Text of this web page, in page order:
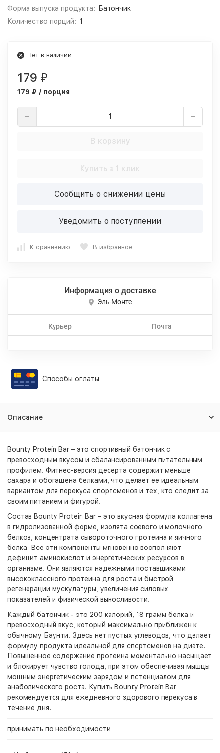
Форма выпуска продукта:
Батончик
Количество порций: 1
Нет в наличии
179 ₽
179 ₽ / порция
В корзину
Купить в 1 клик
Сообщить о снижении цены
Уведомить о поступлении
К сравнению В избранное
Информация о доставке
Эль-Монте
Курьер Почта
Способы оплаты
Описание
Bounty Protein Bar – это спортивный батончик с
превосходным вкусом и сбалансированным питательным
профилем. Фитнес-версия десерта содержит меньше
сахара и обогащена белками, что делает ее идеальным
вариантом для перекуса спортсменов и тех, кто следит за
своим питанием и фигурой.
Состав Bounty Protein Bar – это вкусная формула коллагена
в гидролизованной форме, изолята соевого и молочного
белков, концентрата сывороточного протеина и яичного
белка. Все эти компоненты мгновенно восполняют
дефицит аминокислот и энергетических ресурсов в
организме. Они являются надежными поставщиками
высококлассного протеина для роста и быстрой
регенерации мускулатуры, увеличения силовых
показателей и физической выносливости.
Каждый батончик - это 200 калорий, 18 грамм белка и
превосходный вкус, который максимально приближен к
обычному Баунти. Здесь нет пустых углеводов, что делает
формулу продукта идеальной для спортсменов на диете.
Повышенное содержание протеина моментально насыщает
и блокирует чувство голода, при этом обеспечивая мышцы
мощным энергетическим зарядом и потенциалом для
анаболического роста. Купить Bounty Protein Bar
рекомендуется для ежедневного здорового перекуса в
течение дня.
принимать по необходимости